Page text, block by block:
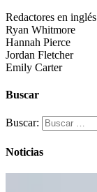
Redactores en inglés
Ryan Whitmore
Hannah Pierce
Jordan Fletcher
Emily Carter
Buscar
Buscar:
Noticias